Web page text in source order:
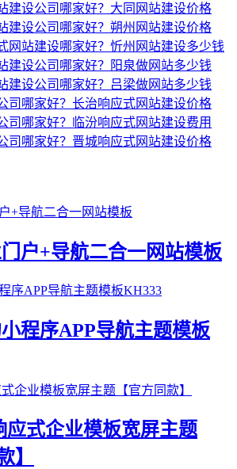
建设公司哪家好？大同网站建设价格
建设公司哪家好？朔州网站建设价格
网站建设哪家好？忻州网站建设多少钱
建设公司哪家好？阳泉做网站多少钱
建设公司哪家好？吕梁做网站多少钱
司哪家好？长治响应式网站建设价格
司哪家好？临汾响应式网站建设费用
司哪家好？晋城响应式网站建设价格
户+导航二合一网站模板
程序APP导航主题模板
式企业模板宽屏主题
】